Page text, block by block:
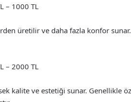
– 1000 TL
üretilir ve daha fazla konfor
– 2000 TL
kalite ve estetiği sunar. Genellikle